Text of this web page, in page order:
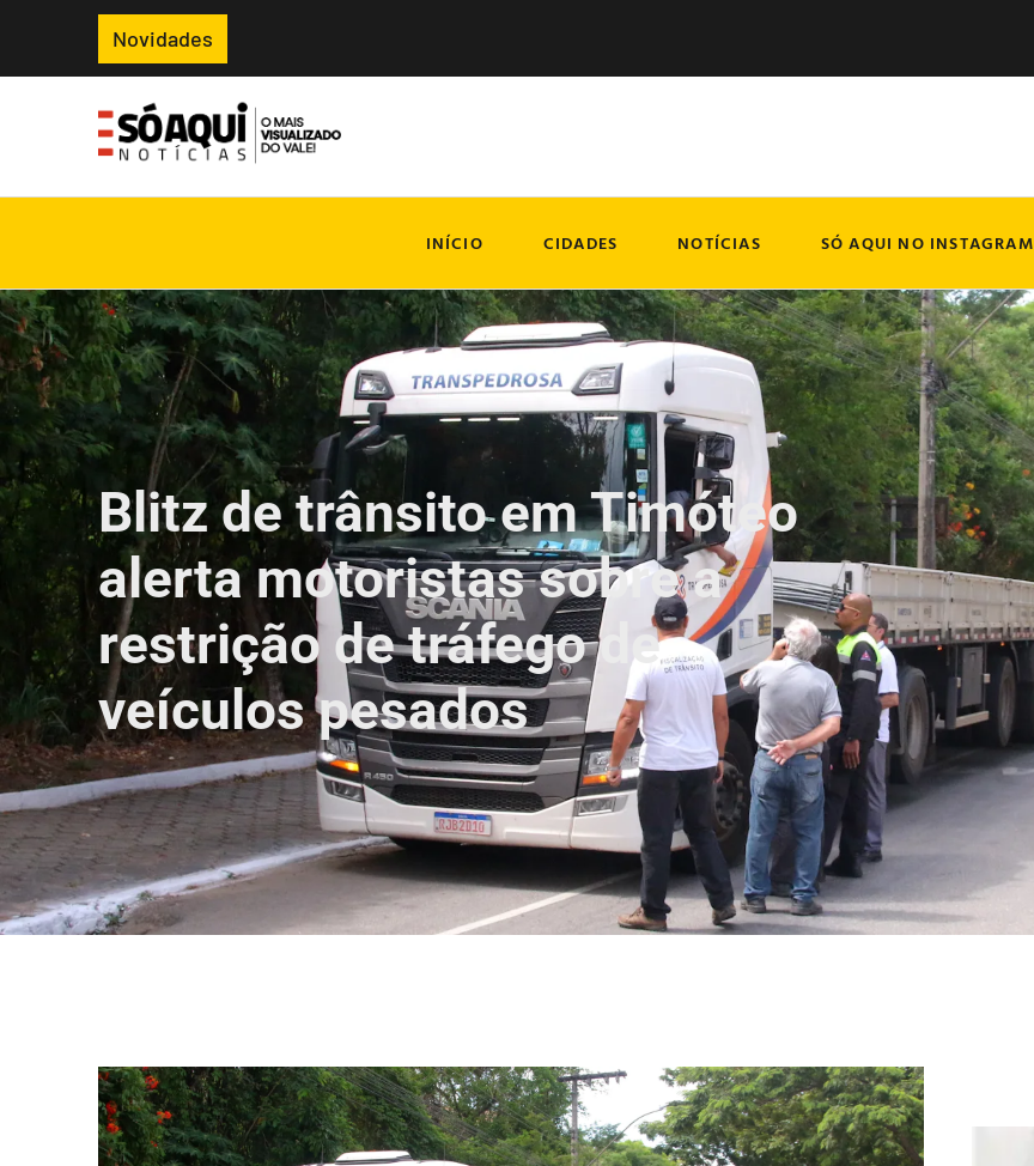
Novidades
INÍCIO CIDADES NOTÍCIAS SÓ AQUI NO INSTAGRAM
Blitz de trânsito em Timóteo
alerta motoristas sobre a
restrição de tráfego de
veículos pesados